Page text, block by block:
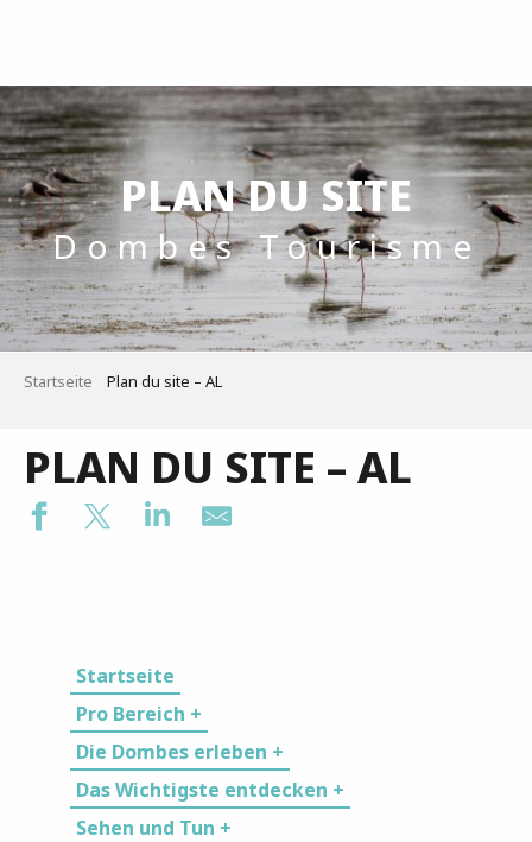
principal
PLAN DU SITE
Dombes Tourisme
Startseite Plan du site – AL
PLAN DU SITE – AL
Startseite
Pro Bereich +
Die Dombes erleben +
Das Wichtigste entdecken +
Sehen und Tun +